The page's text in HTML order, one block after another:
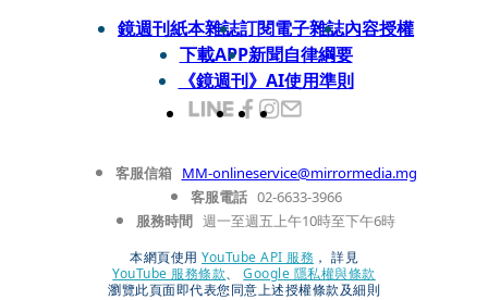
鏡週刊紙本雜誌訂閱電子雜誌內容授權
下載APP新聞自律綱要
《鏡週刊》AI使用準則
客服信箱 MM-onlineservice@mirrormedia.mg
客服電話 02-6633-3966
服務時間 週一至週五上午10時至下午6時
本網頁使用 YouTube API 服務 ， 詳見
YouTube 服務條款、
Google 隱私權與條款
瀏覽此頁面即代表您同意上述授權條款及細則